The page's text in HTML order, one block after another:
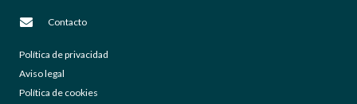
Contacto
Política de privacidad
Aviso legal
Política de cookies